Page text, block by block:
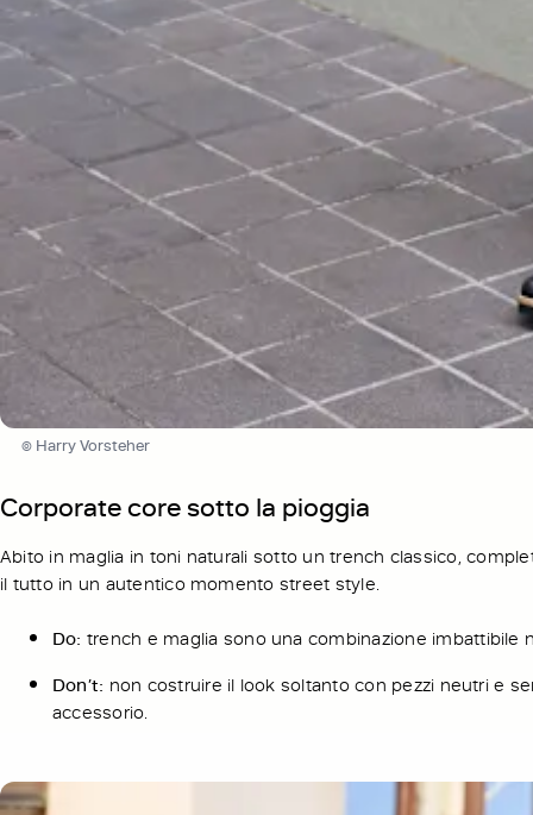
© Harry Vorsteher
Corporate core sotto la pioggia
Abito in maglia in toni naturali sotto un trench classico,
il tutto in un autentico momento street style.
Do: trench e maglia sono una combinazione imbattibile
Don’t: non costruire il look soltanto con pezzi neutri e
accessorio.